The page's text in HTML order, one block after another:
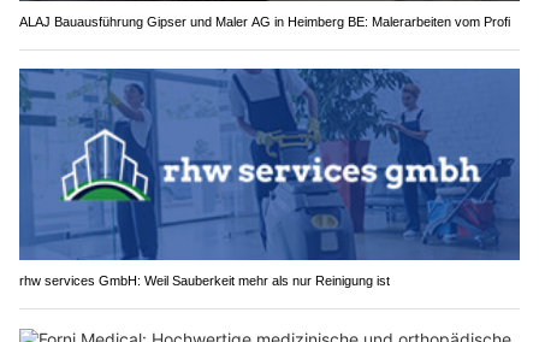
ALAJ Bauausführung Gipser und Maler AG in Heimberg BE: Malerarbeiten vom Profi
rhw services GmbH: Weil Sauberkeit mehr als nur Reinigung ist